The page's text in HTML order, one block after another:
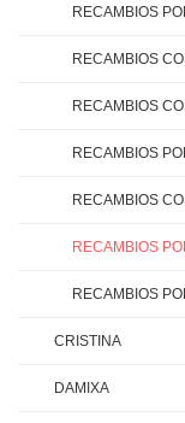
RECAMBIOS
RECAMBIOS
RECAMBIOS
RECAMBIOS
RECAMBIOS
RECAMBIOS
RECAMBIOS
CRISTINA
DAMIXA